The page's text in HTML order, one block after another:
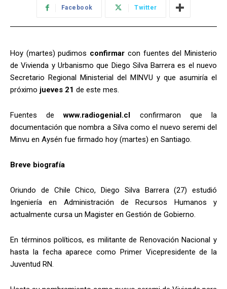
Facebook Twitter
Hoy (martes) pudimos confirmar con fuentes del Ministerio
de Vivienda y Urbanismo que Diego Silva Barrera es el nuevo
Secretario Regional Ministerial del MINVU y que asumiría el
próximo jueves 21 de este mes.
Fuentes dewww.radiogenial.cl
confirmaron que la
documentación que nombra a Silva como el nuevo seremi del
Minvu en Aysén fue firmado hoy (martes) en Santiago.
Breve biografía
Oriundo de Chile Chico, Diego Silva Barrera (27) estudió
Ingeniería en Administración de Recursos Humanos y
actualmente cursa un Magister en Gestión de Gobierno.
En términos políticos, es militante de Renovación Nacional y
hasta la fecha aparece como Primer Vicepresidente de la
Juventud RN.